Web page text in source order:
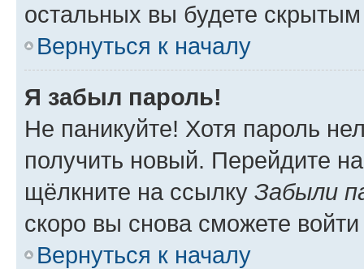
остальных вы будете
Вернуться к началу
Я забыл пароль!
Не паникуйте! Хотя пароль
получить новый. Перейдите
щёлкните на ссылку Забыли
скоро вы снова сможете
Вернуться к началу